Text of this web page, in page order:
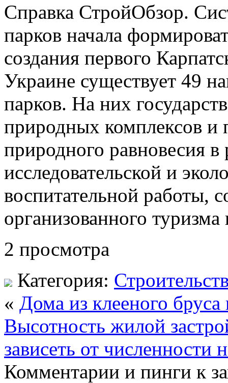
Справка СтройОбзор.
парков начала
создания первого
Украине существует 49
парков. На них
природных комплексов и
природного равновесия
исследовательской и
воспитательной работы,
организованного
2 просмотра
Категория:
« Дома из клееного
Высотность жилой
зависеть от численности
Комментарии и пинги к